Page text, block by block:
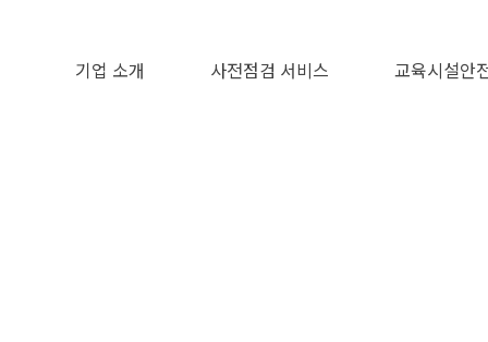
기업 소개 사전점검 서비스 교육시설안